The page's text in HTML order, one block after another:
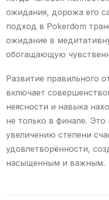
ожидания, дорожа его
подход в Pokerdom
ожидание в
обогащающую
Развитие правильного
включает
неясности и навыка
не только в финале.
увеличению степени
удовлетворённости,
насыщенным и важным.